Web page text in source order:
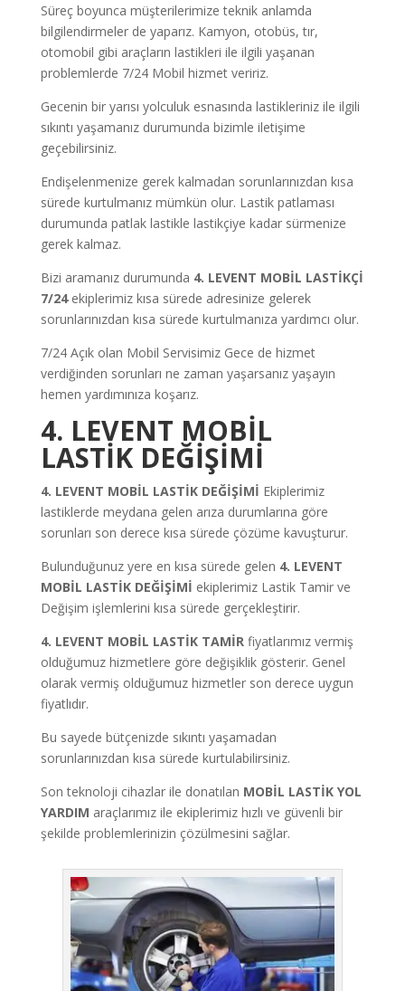
Süreç boyunca müşterilerimize teknik anlamda
bilgilendirmeler de yaparız. Kamyon, otobüs, tır,
otomobil gibi araçların lastikleri ile ilgili yaşanan
problemlerde 7/24 Mobil hizmet veririz.
Gecenin bir yarısı yolculuk esnasında lastikleriniz ile ilgili
sıkıntı yaşamanız durumunda bizimle iletişime
geçebilirsiniz.
Endişelenmenize gerek kalmadan sorunlarınızdan kısa
sürede kurtulmanız mümkün olur. Lastik patlaması
durumunda patlak lastikle lastikçiye kadar sürmenize
gerek kalmaz.
Bizi aramanız durumunda 4. LEVENT MOBİL LASTİKÇİ
7/24ekiplerimiz kısa sürede adresinize gelerek
sorunlarınızdan kısa sürede kurtulmanıza yardımcı olur.
7/24 Açık olan Mobil Servisimiz Gece de hizmet
verdiğinden sorunları ne zaman yaşarsanız yaşayın
hemen yardımınıza koşarız.
4. LEVENT MOBİL
LASTİK DEĞİŞİMİ
4. LEVENT MOBİL LASTİK DEĞİŞİMİ Ekiplerimiz
lastiklerde meydana gelen arıza durumlarına göre
sorunları son derece kısa sürede çözüme kavuşturur.
Bulunduğunuz yere en kısa sürede gelen 4. LEVENT
MOBİL LASTİK DEĞİŞİMİ ekiplerimiz Lastik Tamir ve
Değişim işlemlerini kısa sürede gerçekleştirir.
4. LEVENT MOBİL LASTİK TAMİR fiyatlarımız vermiş
olduğumuz hizmetlere göre değişiklik gösterir. Genel
olarak vermiş olduğumuz hizmetler son derece uygun
fiyatlıdır.
Bu sayede bütçenizde sıkıntı yaşamadan
sorunlarınızdan kısa sürede kurtulabilirsiniz.
Son teknoloji cihazlar ile donatılan MOBİL LASTİK YOL
YARDIM araçlarımız ile ekiplerimiz hızlı ve güvenli bir
şekilde problemlerinizin çözülmesini sağlar.